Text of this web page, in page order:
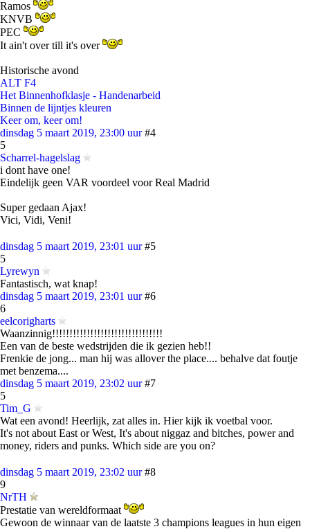
Ramos
KNVB
PEC
It ain't over till it's over
Historische avond
ALT F4
Het Binnenhofklasje - Handenarbeid
Binnen de lijntjes kleuren
Keer om, keer om!
dinsdag 5 maart 2019, 23:00 uur #4
5
Scharrel-hagelslag
i dont have one!
Eindelijk geen VAR voordeel voor Real Madrid
Super gedaan Ajax!
Vici, Vidi, Veni!
dinsdag 5 maart 2019, 23:01 uur #5
5
Lyrewyn
Fantastisch, wat knap!
dinsdag 5 maart 2019, 23:01 uur #6
6
eelcorigharts
Waanzinnig!!!!!!!!!!!!!!!!!!!!!!!!!!!!!!!!
Een van de beste wedstrijden die ik gezien heb!!
Frenkie de jong... man hij was allover the place.... behalve dat foutje
met benzema....
dinsdag 5 maart 2019, 23:02 uur #7
5
Tim_G
Wat een avond! Heerlijk, zat alles in. Hier kijk ik voetbal voor.
It's not about East or West, It's about niggaz and bitches, power and
money, riders and punks. Which side are you on?
dinsdag 5 maart 2019, 23:02 uur #8
9
NrTH
Prestatie van wereldformaat
Gewoon de winnaar van de laatste 3 champions leagues in hun eigen